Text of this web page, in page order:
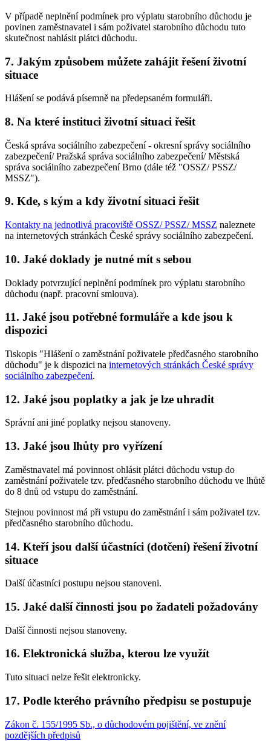
V případě neplnění podmínek pro výplatu starobního důchodu je
povinen zaměstnavatel i sám poživatel starobního důchodu tuto
skutečnost nahlásit plátci důchodu.
7. Jakým způsobem můžete zahájit řešení životní
situace
Hlášení se podává písemně na předepsaném formuláři.
8. Na které instituci životní situaci řešit
Česká správa sociálního zabezpečení - okresní správy sociálního
zabezpečení/ Pražská správa sociálního zabezpečení/ Městská
správa sociálního zabezpečení Brno (dále též "OSSZ/ PSSZ/
MSSZ").
9. Kde, s kým a kdy životní situaci řešit
Kontakty na jednotlivá pracoviště OSSZ/ PSSZ/ MSSZ naleznete
na internetových stránkách České správy sociálního zabezpečení.
10. Jaké doklady je nutné mít s sebou
Doklady potvrzující neplnění podmínek pro výplatu starobního
důchodu (např. pracovní smlouva).
11. Jaké jsou potřebné formuláře a kde jsou k
dispozici
Tiskopis "Hlášení o zaměstnání poživatele předčasného starobního
důchodu" je k dispozici na internetových stránkách České správy
sociálního zabezpečení.
12. Jaké jsou poplatky a jak je lze uhradit
Správní ani jiné poplatky nejsou stanoveny.
13. Jaké jsou lhůty pro vyřízení
Zaměstnavatel má povinnost ohlásit plátci důchodu vstup do
zaměstnání poživatele tzv. předčasného starobního důchodu ve lhůtě
do 8 dnů od vstupu do zaměstnání.
Stejnou povinnost má při vstupu do zaměstnání i sám poživatel tzv.
předčasného starobního důchodu.
14. Kteří jsou další účastníci (dotčení) řešení životní
situace
Další účastníci postupu nejsou stanoveni.
15. Jaké další činnosti jsou po žadateli požadovány
Další činnosti nejsou stanoveny.
16. Elektronická služba, kterou lze využít
Tuto situaci nelze řešit elektronicky.
17. Podle kterého právního předpisu se postupuje
Zákon č. 155/1995 Sb., o důchodovém pojištění, ve znění
pozdějších předpisů